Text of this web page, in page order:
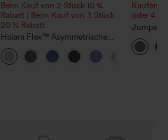
Beim Kauf von 2 Stück 10 %
Rabatt | Beim Kauf von 3 Stück
20 % Rabatt
Halara Flex™ Asymmetrische
Low-Rise-Jeans mit
Reißverschlusstaschen, Baggy-
Stil, weitem Bein, gewaschen,
Kaufen
oder 4
Jumpsuit
weitem
Stoff,